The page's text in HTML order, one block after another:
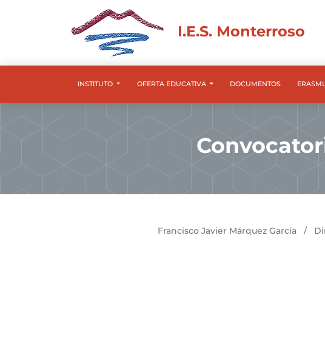
I.E.S. Monterroso
INSTITUTO OFERTA EDUCATIVA DOCUMENTOS
Francisco Javier Márquez García /